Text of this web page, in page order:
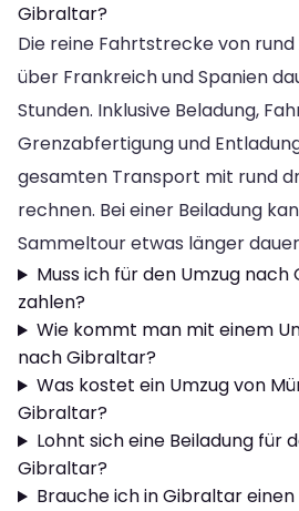
Gibraltar?
Die reine Fahrtstrecke von
über Frankreich und Spanien
Stunden. Inklusive Beladung,
Grenzabfertigung und
gesamten Transport mit rund
rechnen. Bei einer Beiladung
Sammeltour etwas länger
Muss ich für den Umzug nach
zahlen?
Wie kommt man mit einem
nach Gibraltar?
Was kostet ein Umzug von
Gibraltar?
Lohnt sich eine Beiladung für
Gibraltar?
Brauche ich in Gibraltar